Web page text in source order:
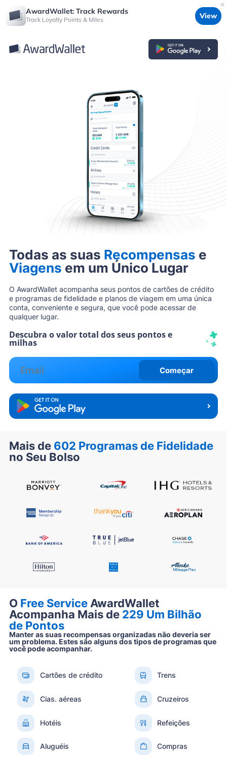
AwardWallet: Track Rewards
Track Loyalty Points & Miles View
Todas as suas Recompensas e
Viagens em um Único Lugar
O AwardWallet acompanha seus pontos de cartões de crédito
e programas de fidelidade e planos de viagem em uma única
conta, conveniente e segura, que você pode acessar de
qualquer lugar.
Descubra o valor total dos seus pontos e
milhas
Começar
Mais de 602 Programas de Fidelidade
no Seu Bolso
O Free ServiceAwardWallet
Acompanha Mais de 229 Um Bilhão
de Pontos
Manter as suas recompensas organizadas não deveria ser
um problema. Estes são alguns dos tipos de programas que
você pode acompanhar.
Cartões de crédito Trens
Cias. aéreas Cruzeiros
Hotéis Refeições
Aluguéis Compras